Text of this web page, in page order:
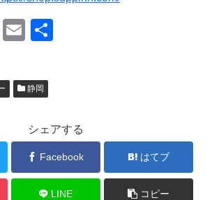
Li
E
ail
静岡
シェアする
Facebook はてブ
LINE コピー